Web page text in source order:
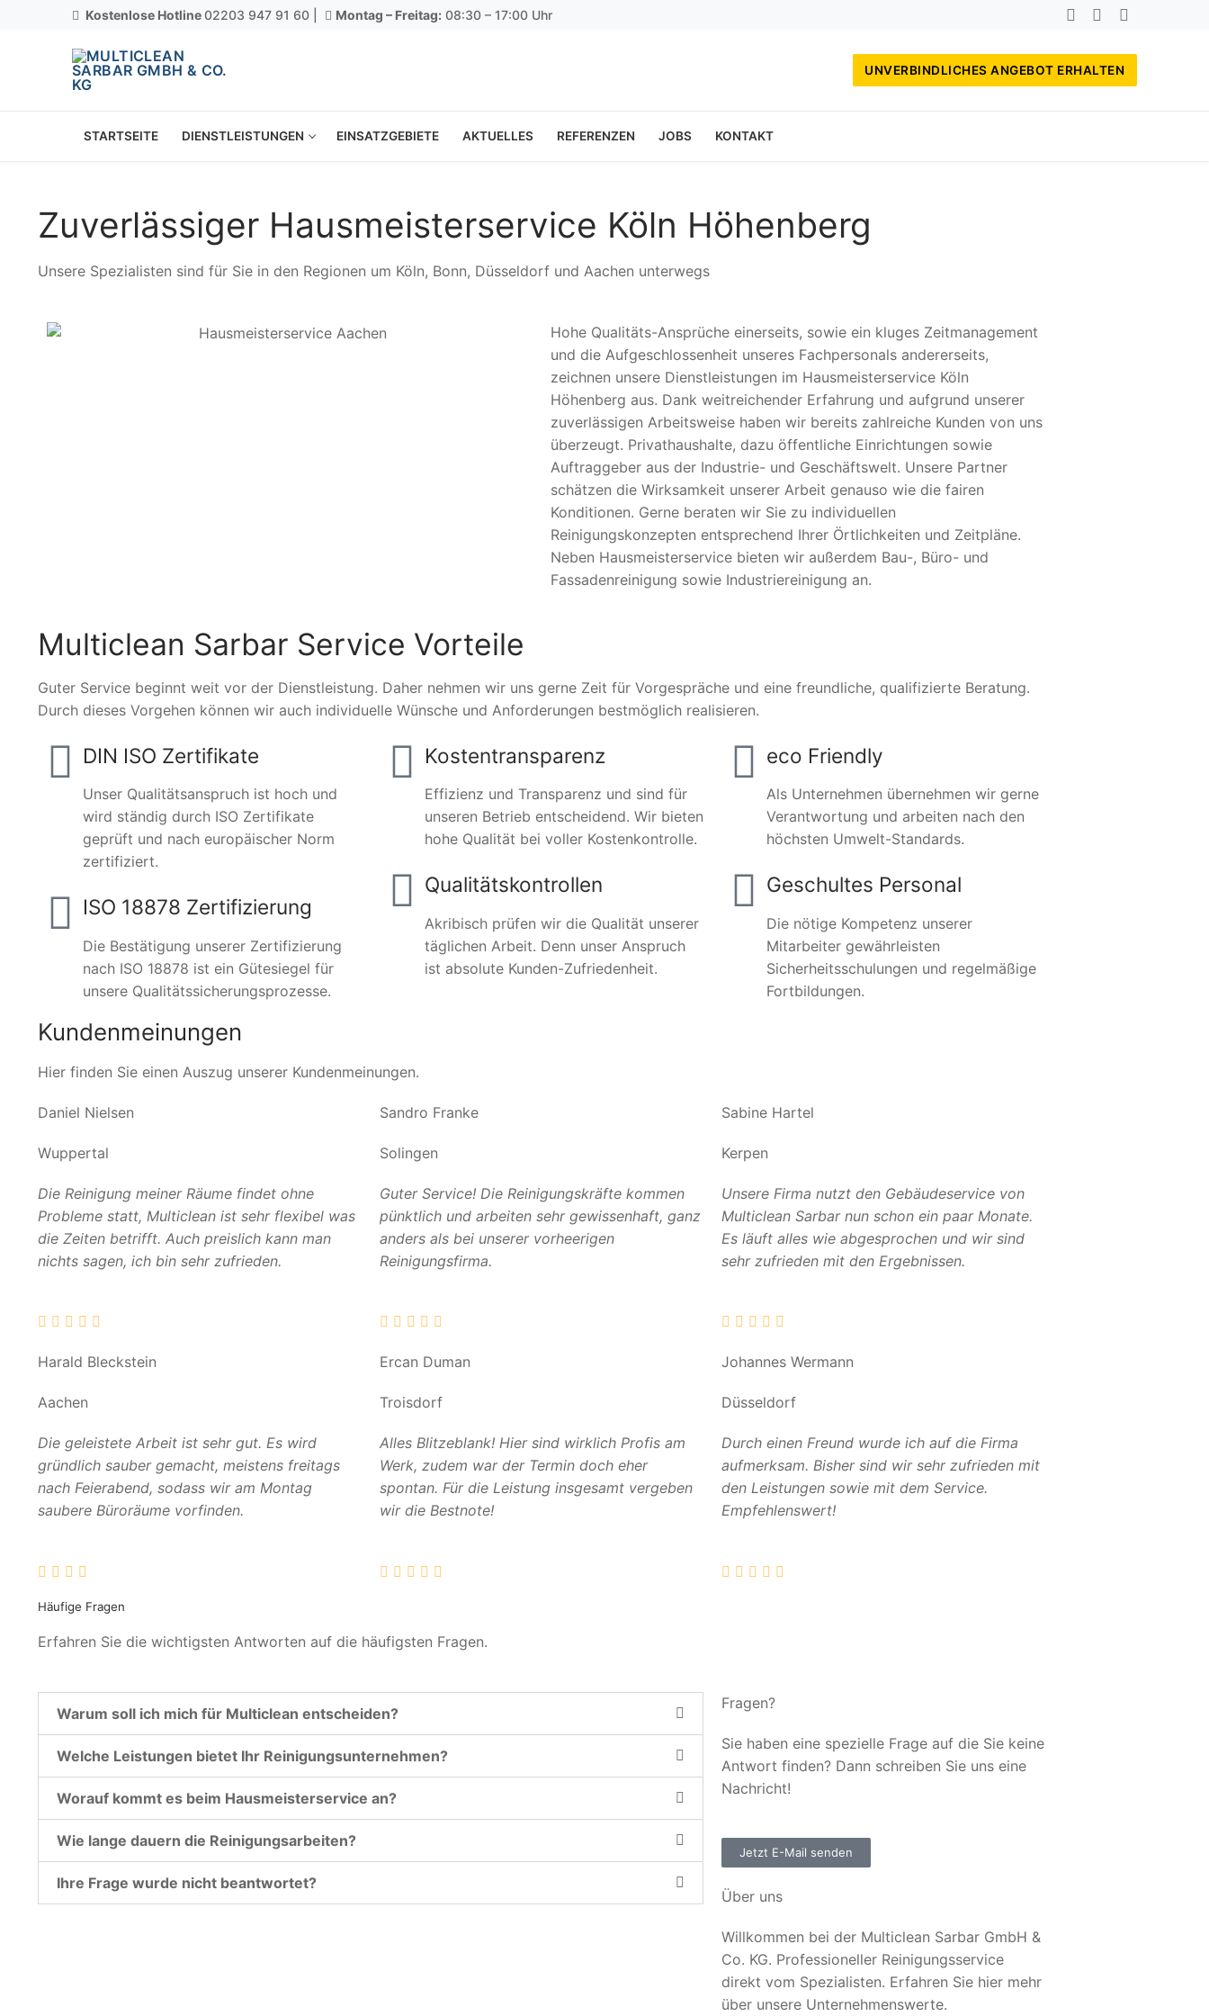
Kostenlose Hotline02203 947 91 60 | Montag – Freitag: 08:30 – 17:00 Uhr
UNVERBINDLICHES ANGEBOT ERHALTEN
STARTSEITE DIENSTLEISTUNGEN EINSATZGEBIETE AKTUELLES REFERENZEN JOBS KONTAKT
Zuverlässiger Hausmeisterservice Köln Höhenberg
Unsere Spezialisten sind für Sie in den Regionen um Köln, Bonn, Düsseldorf und Aachen unterwegs
Hohe Qualitäts-Ansprüche einerseits, sowie ein kluges Zeitmanagement
und die Aufgeschlossenheit unseres Fachpersonals andererseits,
zeichnen unsere Dienstleistungen im Hausmeisterservice Köln
Höhenberg aus. Dank weitreichender Erfahrung und aufgrund unserer
zuverlässigen Arbeitsweise haben wir bereits zahlreiche Kunden von uns
überzeugt. Privathaushalte, dazu öffentliche Einrichtungen sowie
Auftraggeber aus der Industrie- und Geschäftswelt. Unsere Partner
schätzen die Wirksamkeit unserer Arbeit genauso wie die fairen
Konditionen. Gerne beraten wir Sie zu individuellen
Reinigungskonzepten entsprechend Ihrer Örtlichkeiten und Zeitpläne.
Neben Hausmeisterservice bieten wir außerdem Bau-, Büro- und
Fassadenreinigung sowie Industriereinigung an.
Multiclean Sarbar Service Vorteile
Guter Service beginnt weit vor der Dienstleistung. Daher nehmen wir uns gerne Zeit für Vorgespräche und eine freundliche, qualifizierte Beratung.
Durch dieses Vorgehen können wir auch individuelle Wünsche und Anforderungen bestmöglich realisieren.
DIN ISO Zertifikate
Unser Qualitätsanspruch ist hoch und
wird ständig durch ISO Zertifikate
geprüft und nach europäischer Norm
zertifiziert.
ISO 18878 Zertifizierung
Die Bestätigung unserer Zertifizierung
nach ISO 18878 ist ein Gütesiegel für
unsere Qualitätssicherungsprozesse.
Kostentransparenz
Effizienz und Transparenz und sind für
unseren Betrieb entscheidend. Wir bieten
hohe Qualität bei voller Kostenkontrolle.
Qualitätskontrollen
Akribisch prüfen wir die Qualität unserer
täglichen Arbeit. Denn unser Anspruch
ist absolute Kunden-Zufriedenheit.
eco Friendly
Als Unternehmen übernehmen wir gerne
Verantwortung und arbeiten nach den
höchsten Umwelt-Standards.
Geschultes Personal
Die nötige Kompetenz unserer
Mitarbeiter gewährleisten
Sicherheitsschulungen und regelmäßige
Fortbildungen.
Kundenmeinungen
Hier finden Sie einen Auszug unserer Kundenmeinungen.
Daniel Nielsen
Wuppertal
Die Reinigung meiner Räume findet ohne
Probleme statt, Multiclean ist sehr flexibel was
die Zeiten betrifft. Auch preislich kann man
nichts sagen, ich bin sehr zufrieden.
Sandro Franke
Solingen
Guter Service! Die Reinigungskräfte kommen
pünktlich und arbeiten sehr gewissenhaft, ganz
anders als bei unserer vorheerigen
Reinigungsfirma.
Sabine Hartel
Kerpen
Unsere Firma nutzt den Gebäudeservice von
Multiclean Sarbar nun schon ein paar Monate.
Es läuft alles wie abgesprochen und wir sind
sehr zufrieden mit den Ergebnissen.
Harald Bleckstein
Aachen
Die geleistete Arbeit ist sehr gut. Es wird
gründlich sauber gemacht, meistens freitags
nach Feierabend, sodass wir am Montag
saubere Büroräume vorfinden.
Ercan Duman
Troisdorf
Alles Blitzeblank! Hier sind wirklich Profis am
Werk, zudem war der Termin doch eher
spontan. Für die Leistung insgesamt vergeben
wir die Bestnote!
Johannes Wermann
Düsseldorf
Durch einen Freund wurde ich auf die Firma
aufmerksam. Bisher sind wir sehr zufrieden mit
den Leistungen sowie mit dem Service.
Empfehlenswert!
Häufige Fragen
Erfahren Sie die wichtigsten Antworten auf die häufigsten Fragen.
Warum soll ich mich für Multiclean entscheiden?
Welche Leistungen bietet Ihr Reinigungsunternehmen?
Worauf kommt es beim Hausmeisterservice an?
Wie lange dauern die Reinigungsarbeiten?
Ihre Frage wurde nicht beantwortet?
Fragen?
Sie haben eine spezielle Frage auf die Sie keine
Antwort finden? Dann schreiben Sie uns eine
Nachricht!
Jetzt E-Mail senden
Über uns
Willkommen bei der Multiclean Sarbar GmbH &
Co. KG. Professioneller Reinigungsservice
direkt vom Spezialisten. Erfahren Sie hier mehr
über unsere Unternehmenswerte.